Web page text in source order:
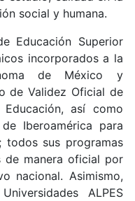
social y humana.
Educación Superior
incorporados a la
de México y
de Validez Oficial de
así como
Iberoamérica para
todos sus programas
de manera oficial por
nacional. Asimismo,
ALPES